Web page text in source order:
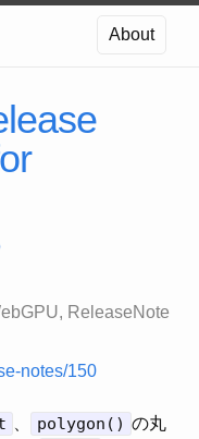
About
ReleaseNote
notes/150
polygon() の丸